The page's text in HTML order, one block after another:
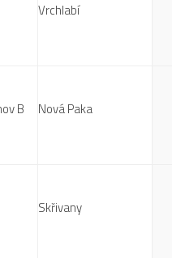
Vrchlabí
B Nová Paka
Skřivany